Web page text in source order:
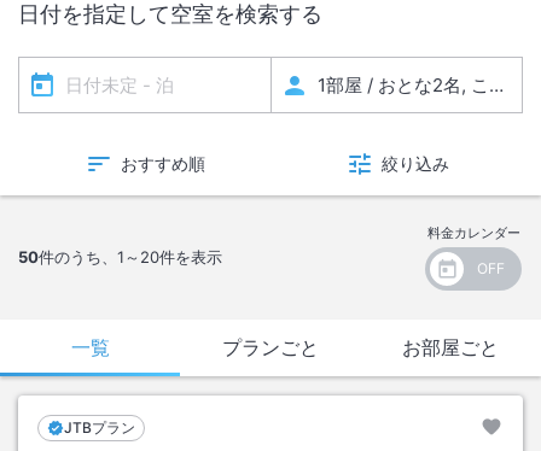
日付を指定して空室を検索する
おすすめ順 絞り込み
50件のうち、 1～20件を表示
料金カレンダー
一覧 プランごと お部屋ごと
JTBプラン